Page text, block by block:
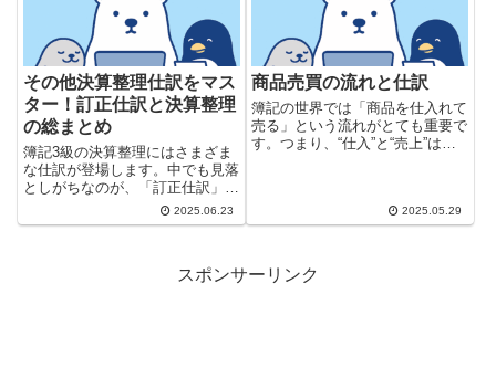
その他決算整理仕訳をマス
ター！訂正仕訳と決算整理
の総まとめ
簿記3級の決算整理にはさまざま
な仕訳が登場します。中でも見落
としがちなのが、「訂正仕訳」や
「決算整理の全体像」。この記事
では、ミスを正しく処理するため
します。 1. 訂正仕訳とは？...
2025.06.23
商品売買の流れと仕訳
簿記の世界では「商品を仕入れて
売る」という流れがとても重要で
す。つまり、“仕入”と“売上”は、
は限りません。「買掛金」「売掛
金」「前払金」「前受金」な...
2025.05.29
スポンサーリンク